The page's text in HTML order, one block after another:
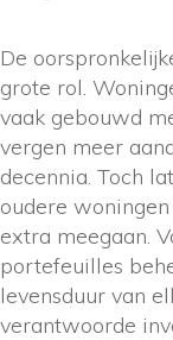
De
grote rol.
vaak gebouwd
vergen meer
decennia. Toch
oudere
extra meegaan.
portefeuilles
levensduur van
verantwoorde